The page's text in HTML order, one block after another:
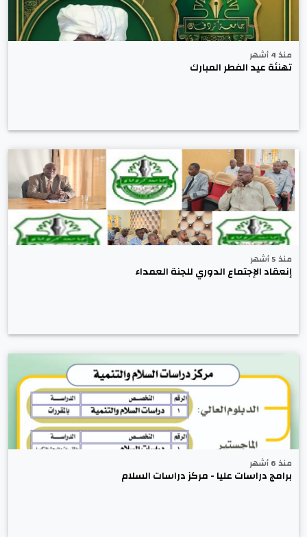
منذ 4 أشهر
تهنئة عيد الفطر المبارك
منذ 5 أشهر
إنعقاد الإجتماع الدوري للجنة العمداء
منذ 6 أشهر
برامج دراسات عليا - مركز دراسات السلام